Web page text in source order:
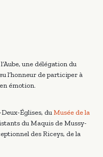
une délégation du
l’honneur de participer à
émotion.
Églises, duMusée de la
du Maquis de Mussy-
des Riceys, de la